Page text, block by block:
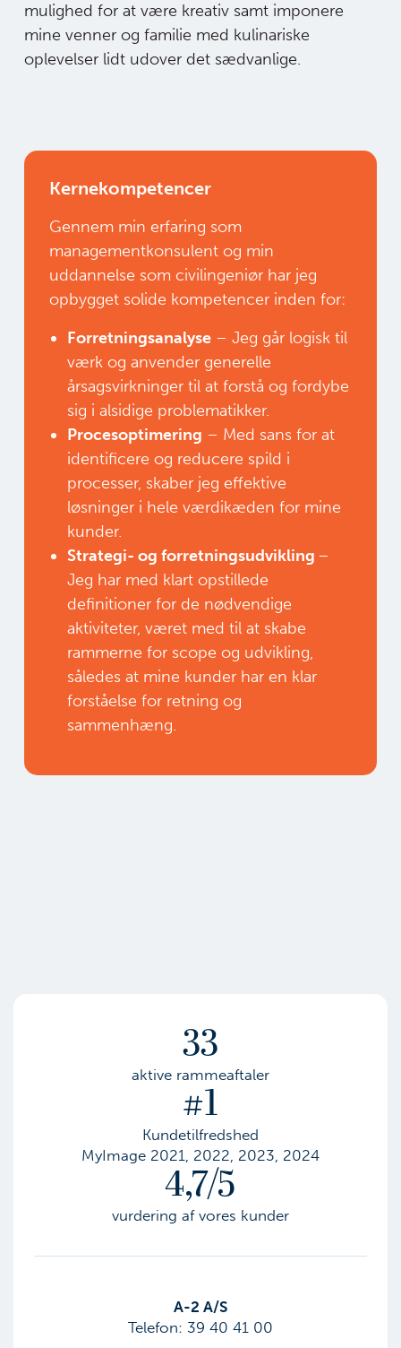
mulighed for at være kreativ samt imponere
mine venner og familie med kulinariske
oplevelser lidt udover det sædvanlige.
Kernekompetencer
Gennem min erfaring som
managementkonsulent og min
uddannelse som civilingeniør har jeg
opbygget solide kompetencer inden for:
Forretningsanalyse – Jeg går logisk til
værk og anvender generelle
årsagsvirkninger til at forstå og fordybe
sig i alsidige problematikker.
Procesoptimering – Med sans for at
identificere og reducere spild i
processer, skaber jeg effektive
løsninger i hele værdikæden for mine
kunder.
Strategi- og forretningsudvikling –
Jeg har med klart opstillede
definitioner for de nødvendige
aktiviteter, været med til at skabe
rammerne for scope og udvikling,
således at mine kunder har en klar
forståelse for retning og
sammenhæng.
33
aktive rammeaftaler
#1
Kundetilfredshed
MyImage 2021, 2022, 2023, 2024
4,7/5
vurdering af vores kunder
​A-2 A/S
Telefon: 39 40 41 00